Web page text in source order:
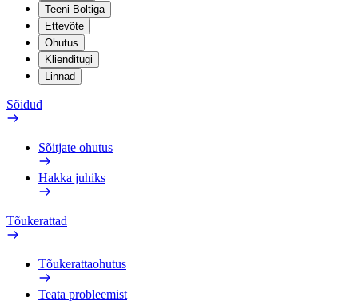
Teeni Boltiga
Ettevõte
Ohutus
Klienditugi
Linnad
Sõidud
Sõitjate ohutus
Hakka juhiks
Tõukerattad
Tõukerattaohutus
Teata probleemist